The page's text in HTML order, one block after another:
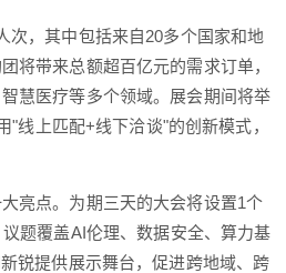
次，其中包括来自20多个国家和地
将带来总额超百亿元的需求订单，
慧医疗等多个领域。展会期间将举
"线上匹配+线下洽谈"的创新模式，
亮点。为期三天的大会将设置1个
题覆盖AI伦理、数据安全、算力基
锐提供展示舞台，促进跨地域、跨